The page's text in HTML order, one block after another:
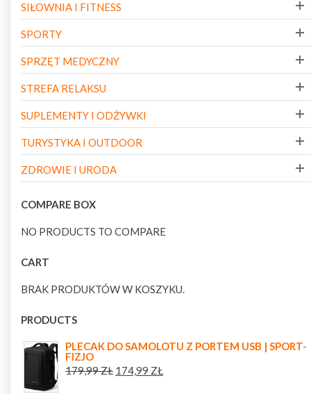
SIŁOWNIA I FITNESS
SPORTY
SPRZĘT MEDYCZNY
STREFA RELAKSU
SUPLEMENTY I ODŻYWKI
TURYSTYKA I OUTDOOR
ZDROWIE I URODA
COMPARE BOX
NO PRODUCTS TO COMPARE
CART
BRAK PRODUKTÓW W KOSZYKU.
PRODUCTS
PLECAK DO SAMOLOTU Z PORTEM USB | SPORT-
FIZJO
179,99ZŁ 174,99 ZŁ